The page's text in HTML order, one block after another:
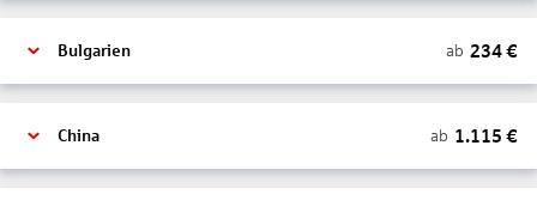
Bulgarien ab 234€
China ab 1.115 €